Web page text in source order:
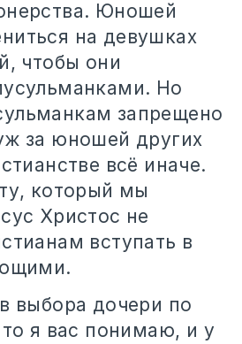
Юношей
на девушках
чтобы они
Но
запрещено
за юношей других
всё иначе.
который мы
Христос не
вступать в
выбора дочери по
я вас понимаю, и у